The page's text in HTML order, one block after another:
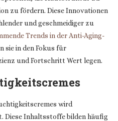
zu fördern. Diese Innovationen
und geschmeidiger zu
Trends in der Anti-Aging-
sie in den Fokus für
und Fortschritt Wert legen.
wird
Diese Inhaltsstoffe bilden häufig